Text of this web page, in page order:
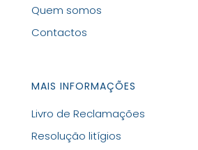
Quem somos
Contactos
MAIS INFORMAÇÕES
Livro de Reclamações
Resolução litígios